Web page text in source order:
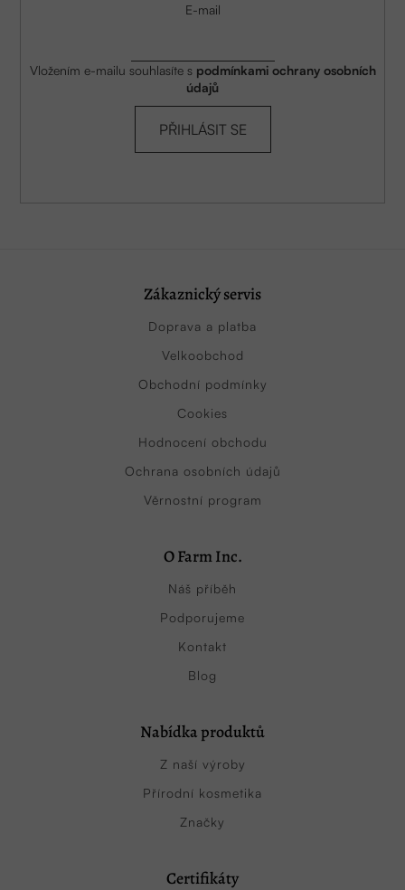
E-mail
Vložením e-mailu souhlasíte s podmínkami ochrany osobních
údajů
PŘIHLÁSIT SE
Zákaznický servis
Doprava a platba
Velkoobchod
Obchodní podmínky
Cookies
Hodnocení obchodu
Ochrana osobních údajů
Věrnostní program
O Farm Inc.
Náš příběh
Podporujeme
Kontakt
Blog
Nabídka produktů
Z naší výroby
Přírodní kosmetika
Značky
Certifikáty